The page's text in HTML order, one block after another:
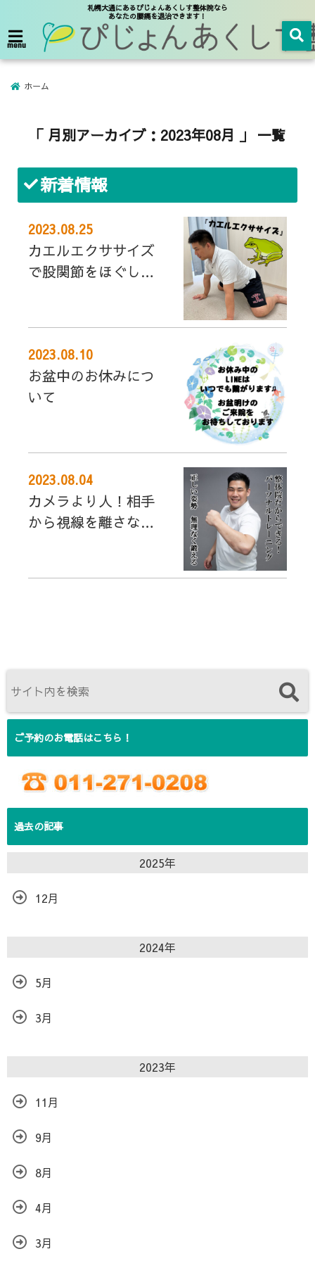
札幌大通にあるぴじょんあくしす整体院なら
あなたの腰痛を退治できます！
menu
ホーム
「 月別アーカイブ：2023年08月 」 一覧
新着情報
2023.08.25
カエルエクササイズ
で股関節をほぐしま
2023.08.10
お盆中のお休みにつ
いて
2023.08.04
カメラより人！相手
から視線を離さない
ご予約のお電話はこちら！
過去の記事
2025年
12月
2024年
5月
3月
2023年
11月
9月
8月
4月
3月